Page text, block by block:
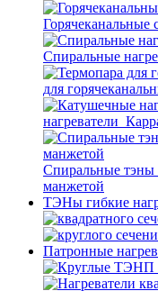
Горячеканальные
Спиральные
для
Спиральные тэны
манжетой
ТЭНы гибкие
Патронные